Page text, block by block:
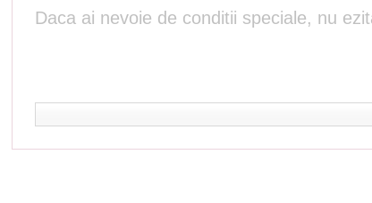
Daca ai nevoie de conditii speciale, nu